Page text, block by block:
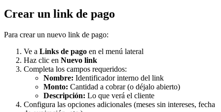
Crear un link de pago
Para crear un nuevo link de pago:
Ve a Links de pago en el menú lateral
Haz clic en Nuevo link
Completa los campos requeridos:
Nombre: Identificador interno del link
Monto: Cantidad a cobrar (o déjalo abierto)
Descripción: Lo que verá el cliente
Configura las opciones adicionales (meses sin intereses, fecha